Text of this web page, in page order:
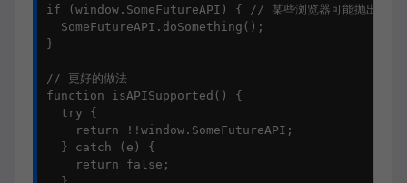
if ( window . SomeFutureAPI ) {
// 某些浏览器可能抛出错误
SomeFutureAPI . doSomething ();
}
// 更好的做法
function
isAPISupported () {
try {
return !! window . SomeFutureAPI ;
  }
catch (e) {
return
false ;